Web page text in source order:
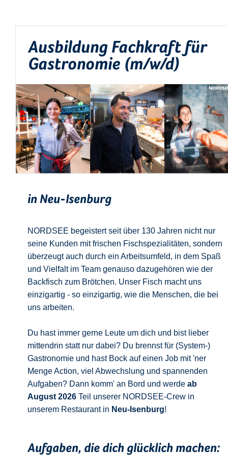
Ausbildung Fachkraft für
Gastronomie (m/w/d)
in Neu-Isenburg
NORDSEE begeistert seit über 130 Jahren nicht nur
seine Kunden mit frischen Fischspezialitäten, sondern
überzeugt auch durch ein Arbeitsumfeld, in dem Spaß
und Vielfalt im Team genauso dazugehören wie der
Backfisch zum Brötchen. Unser Fisch macht uns
einzigartig - so einzigartig, wie die Menschen, die bei
uns arbeiten.
Du hast immer gerne Leute um dich und bist lieber
mittendrin statt nur dabei? Du brennst für (System-)
Gastronomie und hast Bock auf einen Job mit 'ner
Menge Action, viel Abwechslung und spannenden
Aufgaben? Dann komm' an Bord und werde ab
August 2026 Teil unserer NORDSEE-Crew in
unserem Restaurant in Neu-Isenburg!
Aufgaben, die dich glücklich machen: